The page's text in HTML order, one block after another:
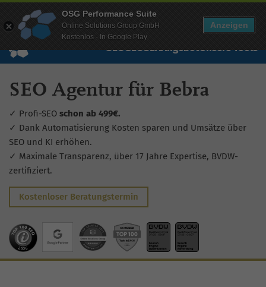
Wissen Free Checks Über uns Free Account
SEOGEOSEAAngebotUnsere Tools
SEO Agentur für Bebra
✓ Profi-SEO schon ab 499€.
✓ Dank Automatisierung Kosten sparen und Umsätze über
SEO und KI erhöhen.
✓ Maximale Transparenz, über 17 Jahre Expertise, BVDW-
zertifiziert.
Kostenloser Beratungstermin
OSG Performance Suite
Online Solutions Group GmbH
Kostenlos - In Google Play
Anzeigen